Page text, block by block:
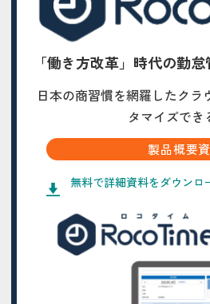
「働き方改革」時代の勤
日本の商習慣を網羅したクラ
タマイズでき
製品概要
無料で詳細資料をダウンロ